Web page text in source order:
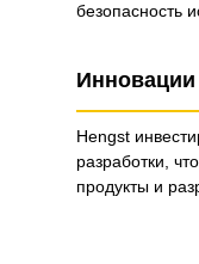
Инновации
безопасность
Hengst
разработки,
продукты и